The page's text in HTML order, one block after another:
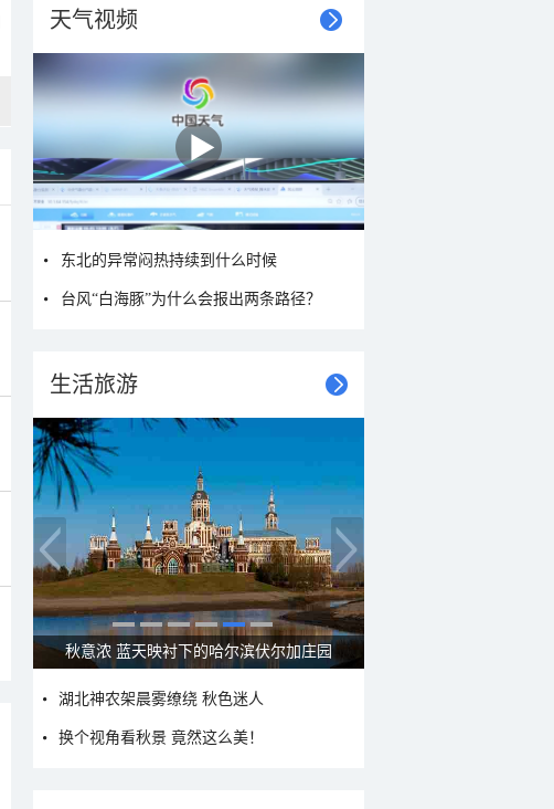
天气视频
东北的异常闷热持续到什么时候
台风“白海豚”为什么会报出两条路径？
生活旅游
秋意浓 蓝天映衬下的哈尔滨伏尔加庄园
湖北神农架晨雾缭绕 秋色迷人
换个视角看秋景 竟然这么美！